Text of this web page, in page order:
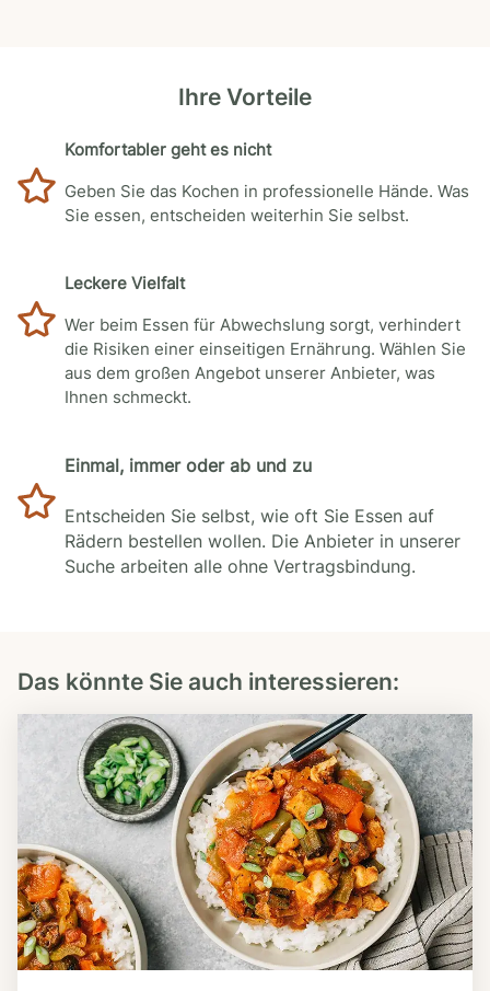
Ihre Vorteile
Komfortabler geht es nicht
Geben Sie das Kochen in professionelle Hände. Was
Sie essen, entscheiden weiterhin Sie selbst.
Leckere Vielfalt
Wer beim Essen für Abwechslung sorgt, verhindert
die Risiken einer einseitigen Ernährung. Wählen Sie
aus dem großen Angebot unserer Anbieter, was
Ihnen schmeckt.
Einmal, immer oder ab und zu
Entscheiden Sie selbst, wie oft Sie Essen auf
Rädern bestellen wollen. Die Anbieter in unserer
Suche arbeiten alle ohne Vertragsbindung.
Das könnte Sie auch interessieren: